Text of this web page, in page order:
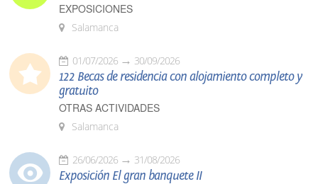
EXPOSICIONES
Salamanca
01/07/2026 30/09/2026
122 Becas de residencia con alojamiento completo y
gratuito
OTRAS ACTIVIDADES
Salamanca
26/06/2026 31/08/2026
Exposición El gran banquete II